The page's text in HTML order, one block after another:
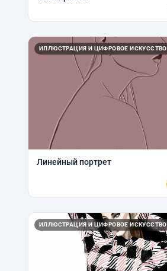
ИЛЛЮСТРАЦИЯ И ЦИФРОВОЕ ИСКУССТВО
Линейный портрет
ИЛЛЮСТРАЦИЯ И ЦИФРОВОЕ ИСКУССТВО